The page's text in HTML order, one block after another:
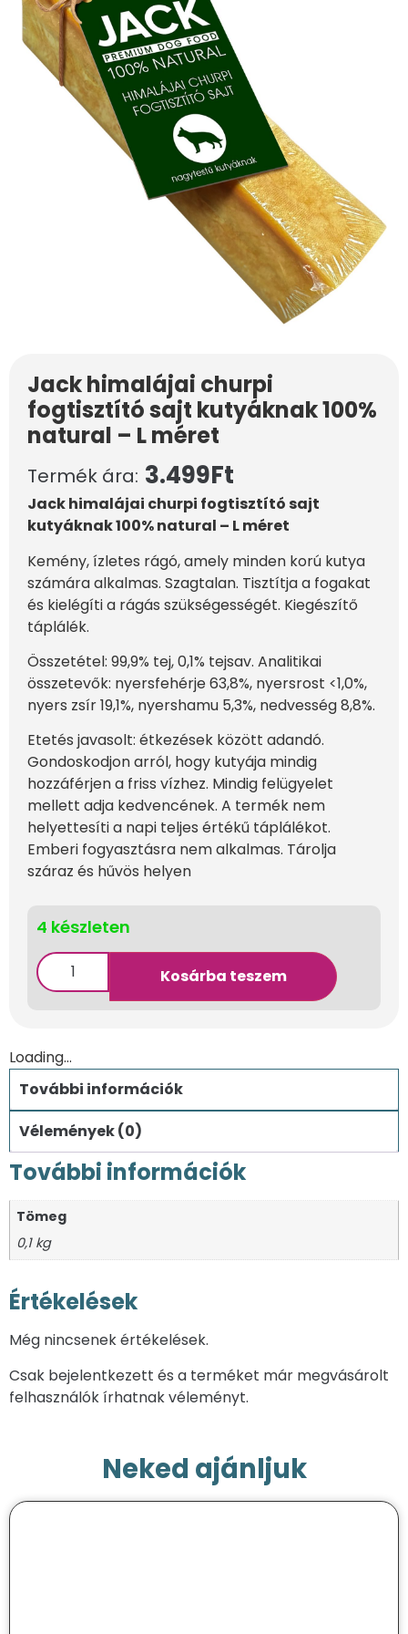
Jack himalájai churpi
fogtisztító sajt kutyáknak 100%
natural – L méret
Termék ára: 3.499Ft
Jack himalájai churpi fogtisztító sajt
kutyáknak 100% natural – L méret
Kemény, ízletes rágó, amely minden korú kutya
számára alkalmas. Szagtalan. Tisztítja a fogakat
és kielégíti a rágás szükségességét. Kiegészítő
táplálék.
Összetétel: 99,9% tej, 0,1% tejsav. Analitikai
összetevők: nyersfehérje 63,8%, nyersrost <1,0%,
nyers zsír 19,1%, nyershamu 5,3%, nedvesség 8,8%.
Etetés javasolt: étkezések között adandó.
Gondoskodjon arról, hogy kutyája mindig
hozzáférjen a friss vízhez. Mindig felügyelet
mellett adja kedvencének. A termék nem
helyettesíti a napi teljes értékű táplálékot.
Emberi fogyasztásra nem alkalmas. Tárolja
száraz és hűvös helyen
4 készleten
Kosárba teszem
Loading...
További információk
Vélemények (0)
További információk
Tömeg
0,1 kg
Értékelések
Még nincsenek értékelések.
Csak bejelentkezett és a terméket már megvásárolt
felhasználók írhatnak véleményt.
Neked ajánljuk